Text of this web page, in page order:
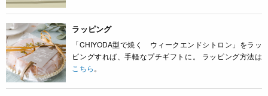
ラッピング
「CHIYODA型で焼く ウィークエンドシトロン」をラッ
ピングすれば、手軽なプチギフトに。 ラッピング方法は
こちら。